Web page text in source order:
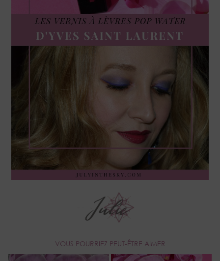
VOUS POURRIEZ PEUT-ÊTRE AIMER